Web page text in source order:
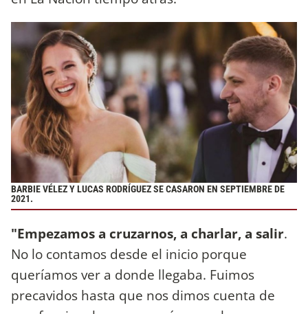
BARBIE VÉLEZ Y LUCAS RODRÍGUEZ SE CASARON EN SEPTIEMBRE DE
2021.
"Empezamos a cruzarnos, a charlar, a salir.
No lo contamos desde el inicio porque
queríamos ver a donde llegaba. Fuimos
precavidos hasta que nos dimos cuenta de